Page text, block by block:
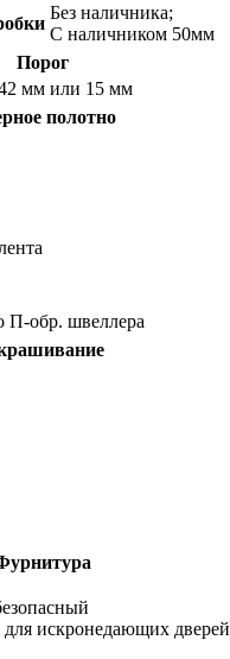
Без наличника;
С наличником 50мм
Порог
мм или 15 мм
полотно
П-обр. швеллера
искронедающих дверей